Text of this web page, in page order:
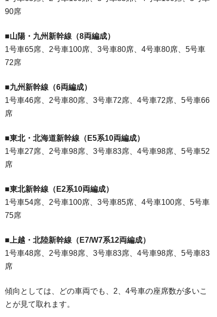
90席
■山陽・九州新幹線（8両編成）
1号車65席、2号車100席、3号車80席、4号車80席、5号車
72席
■九州新幹線（6両編成）
1号車46席、2号車80席、3号車72席、4号車72席、5号車66
席
■東北・北海道新幹線（E5系10両編成）
1号車27席、2号車98席、3号車83席、4号車98席、5号車52
席
■東北新幹線（E2系10両編成）
1号車54席、2号車100席、3号車85席、4号車100席、5号車
75席
■上越・北陸新幹線（E7/W7系12両編成）
1号車48席、2号車98席、3号車83席、4号車98席、5号車83
席
傾向としては、どの車両でも、2、4号車の座席数が多いこ
とが見て取れます。